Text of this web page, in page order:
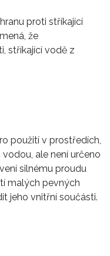
proti stříkající
že
stříkající vodě z
použití v prostředích,
ale není určeno
silnému proudu
malých pevných
jeho vnitřní součásti.